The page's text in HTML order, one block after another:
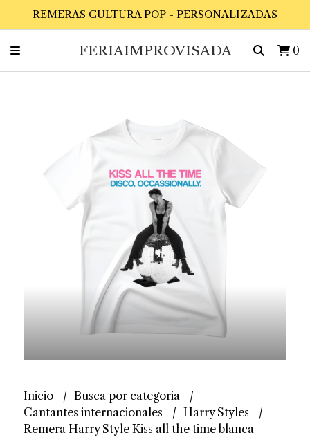
REMERAS CULTURA POP - PERSONALIZADAS
FERIAIMPROVISADA 0
Inicio
Busca por categoria
Cantantes internacionales
Harry Styles
Remera Harry Style Kiss all the time blanca